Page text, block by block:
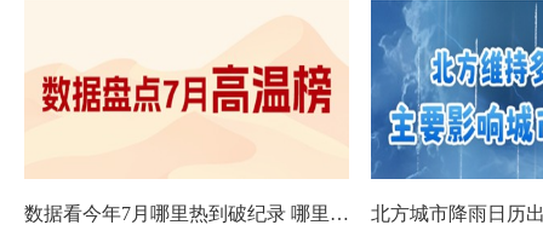
数据看今年7月哪里热到破纪录 哪里暑热连轴转